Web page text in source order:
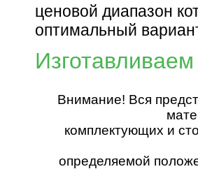
ценовой диапазон
оптимальный
Изготавливаем
Внимание! Вся
комплектующих и
определяемой